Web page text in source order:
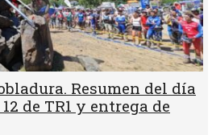
Resumen del día
de TR1 y entrega de